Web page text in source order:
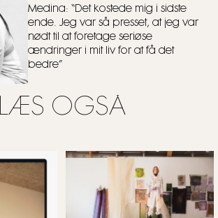
Medina: “Det kostede mig i sidste
ende. Jeg var så presset, at jeg var
nødt til at foretage seriøse
ændringer i mit liv for at få det
bedre”
LÆS OGSÅ